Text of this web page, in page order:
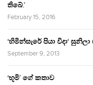
තිබේ.’
February 15, 2016
‘හිමින්සැරේ පියා විදා‘
September 9, 2013
‘භූමි’ ගේ කතාව